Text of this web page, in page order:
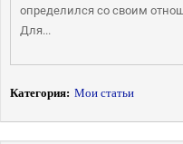
определился со своим
Для...
Категория: Мои статьи